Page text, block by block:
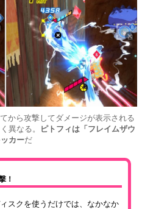
から攻撃してダメージが表示される
異なる。
ピトフィは「フレイムザウ
カーだ
！
スクを使うだけでは、なかなか